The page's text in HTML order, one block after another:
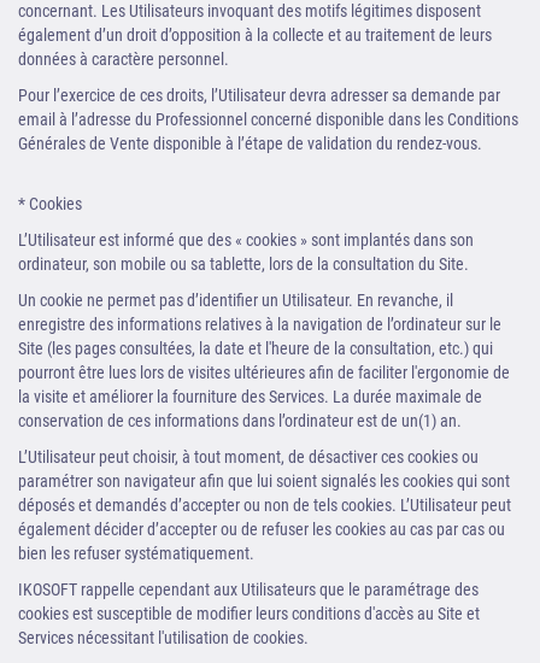
concernant. Les Utilisateurs invoquant des motifs légitimes disposent
également d’un droit d’opposition à la collecte et au traitement de leurs
données à caractère personnel.
Pour l’exercice de ces droits, l’Utilisateur devra adresser sa demande par
email à l’adresse du Professionnel concerné disponible dans les Conditions
Générales de Vente disponible à l’étape de validation du rendez-vous.
* Cookies
L’Utilisateur est informé que des « cookies » sont implantés dans son
ordinateur, son mobile ou sa tablette, lors de la consultation du Site.
Un cookie ne permet pas d’identifier un Utilisateur. En revanche, il
enregistre des informations relatives à la navigation de l’ordinateur sur le
Site (les pages consultées, la date et l'heure de la consultation, etc.) qui
pourront être lues lors de visites ultérieures afin de faciliter l'ergonomie de
la visite et améliorer la fourniture des Services. La durée maximale de
conservation de ces informations dans l’ordinateur est de un(1) an.
L’Utilisateur peut choisir, à tout moment, de désactiver ces cookies ou
paramétrer son navigateur afin que lui soient signalés les cookies qui sont
déposés et demandés d’accepter ou non de tels cookies. L’Utilisateur peut
également décider d’accepter ou de refuser les cookies au cas par cas ou
bien les refuser systématiquement.
IKOSOFT rappelle cependant aux Utilisateurs que le paramétrage des
cookies est susceptible de modifier leurs conditions d'accès au Site et
Services nécessitant l'utilisation de cookies.